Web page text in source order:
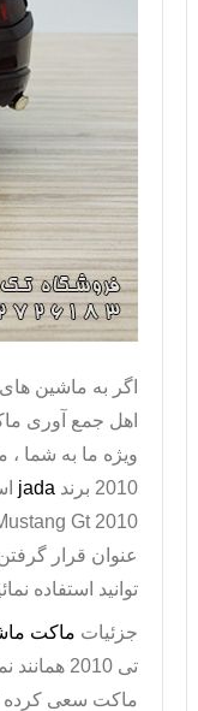
اگر به ماشین
اهل جمع آوری
ویژه ما به شما
2010 برند jada
Gt 2010
عنوان قرار
توانید استفاده
جزئیات ماکت
تی 2010
ماکت سعی کرده